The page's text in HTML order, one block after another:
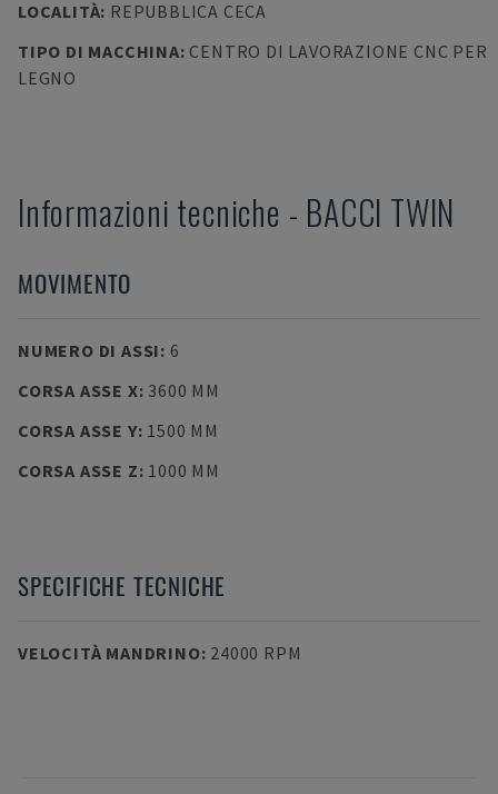
LOCALITÀ: REPUBBLICA CECA
TIPO DI MACCHINA: CENTRO DI LAVORAZIONE CNC PER
LEGNO
Informazioni tecniche - BACCI TWIN
MOVIMENTO
NUMERO DI ASSI: 6
CORSA ASSE X: 3600 MM
CORSA ASSE Y: 1500 MM
CORSA ASSE Z: 1000 MM
SPECIFICHE TECNICHE
VELOCITÀ MANDRINO: 24000 RPM